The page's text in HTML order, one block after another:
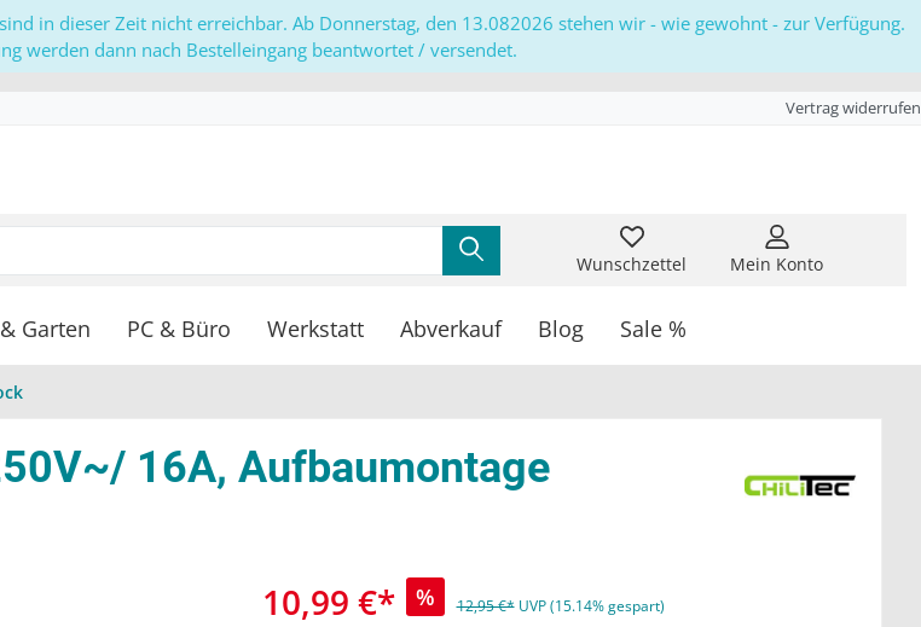
in dieser Zeit nicht erreichbar. Ab Donnerstag, den 13.082026 stehen wir - wie gewohnt - zur Verfügung.
werden dann nach Bestelleingang beantwortet / versendet.
Vertrag widerrufen
Wunschzettel Mein Konto
Garten PC & Büro Werkstatt Abverkauf Blog Sale %
16A, Aufbaumontage
10,99 €* % 12,95 €* UVP (15.14% gespart)